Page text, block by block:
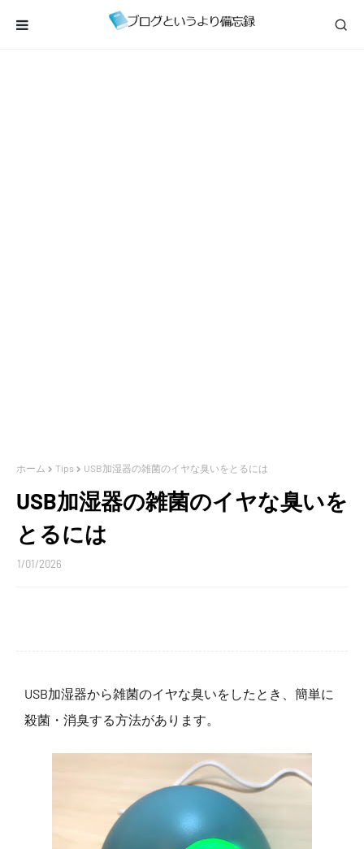
ホーム Tips USB加湿器の雑菌のイヤな臭いをとるには
USB加湿器の雑菌のイヤな臭いを
とるには
1/01/2026
USB加湿器から雑菌のイヤな臭いをしたとき、簡単に
殺菌・消臭する方法があります。